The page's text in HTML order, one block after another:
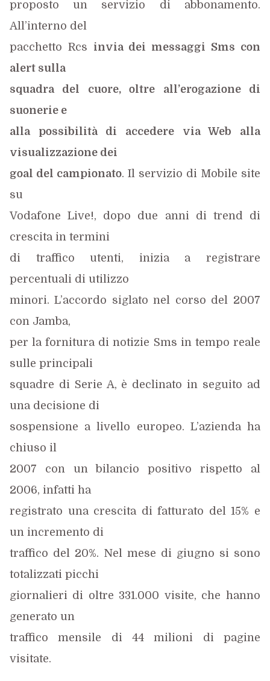
proposto un servizio di abbonamento.
All’interno del
pacchetto Rcs invia dei messaggi Sms con
alert sulla
squadra del cuore, oltre all’erogazione di
suonerie e
alla possibilità di accedere via Web alla
visualizzazione dei
goal del campionato. Il servizio di Mobile site
su
Vodafone Live!, dopo due anni di trend di
crescita in termini
di traffico utenti, inizia a registrare
percentuali di utilizzo
minori. L’accordo siglato nel corso del 2007
con Jamba,
per la fornitura di notizie Sms in tempo reale
sulle principali
squadre di Serie A, è declinato in seguito ad
una decisione di
sospensione a livello europeo. L’azienda ha
chiuso il
2007 con un bilancio positivo rispetto al
2006, infatti ha
registrato una crescita di fatturato del 15% e
un incremento di
traffico del 20%. Nel mese di giugno si sono
totalizzati picchi
giornalieri di oltre 331.000 visite, che hanno
generato un
traffico mensile di 44 milioni di pagine
visitate.